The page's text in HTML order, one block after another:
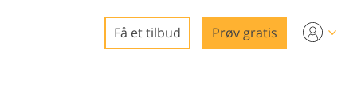
Få et tilbud Prøv gratis